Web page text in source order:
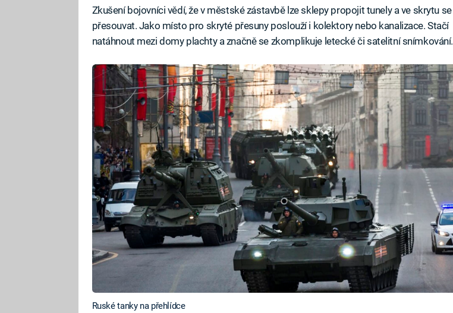
Zkušení bojovníci vědí, že v městské zástavbě lze sklepy propojit tunely a ve skrytu se
přesouvat. Jako místo pro skryté přesuny poslouží i kolektory nebo kanalizace. Stačí
natáhnout mezi domy plachty a značně se zkomplikuje letecké či satelitní snímkování.
Ruské tanky na přehlídce